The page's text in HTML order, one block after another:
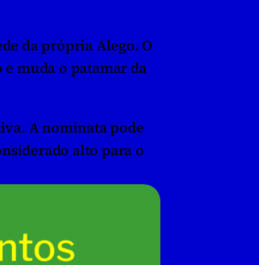
da própria Alego. O
muda o patamar da
A nominata pode
alto para o